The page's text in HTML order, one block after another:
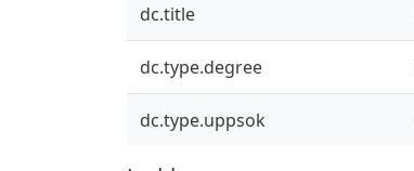
dc.title
dc.type.degree
dc.type.uppsok